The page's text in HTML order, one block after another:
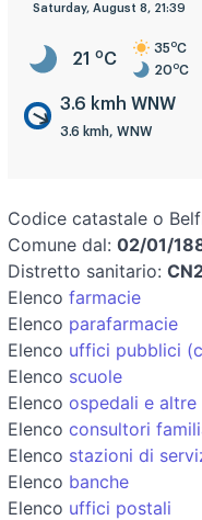
Saturday, August 8, 21:39
21 oC
35 oC
20oC
3.6 kmh WNW
3.6 kmh, WNW
kmh
8:00
3.6 kmh
11:00
29oC
11 kmh
Codice catastale o
Comune dal: 02/01/
Distretto sanitario:
Elenco farmacie
Elenco parafarmacie
Elenco uffici pubblici
Elenco scuole
Elenco ospedali e
Elenco consultori
Elenco stazioni di
Elenco banche
Elenco uffici postali